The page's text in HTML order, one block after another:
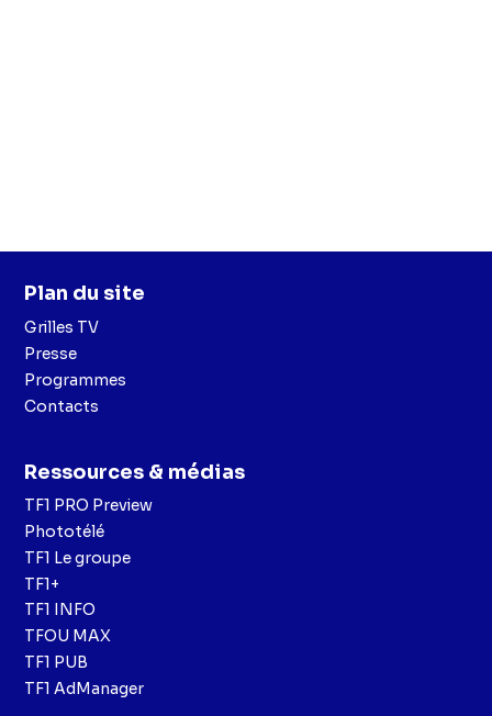
Plan du site
Grilles TV
Presse
Programmes
Contacts
Ressources & médias
TF1 PRO Preview
Phototélé
TF1 Le groupe
TF1+
TF1 INFO
TFOU MAX
TF1 PUB
TF1 AdManager